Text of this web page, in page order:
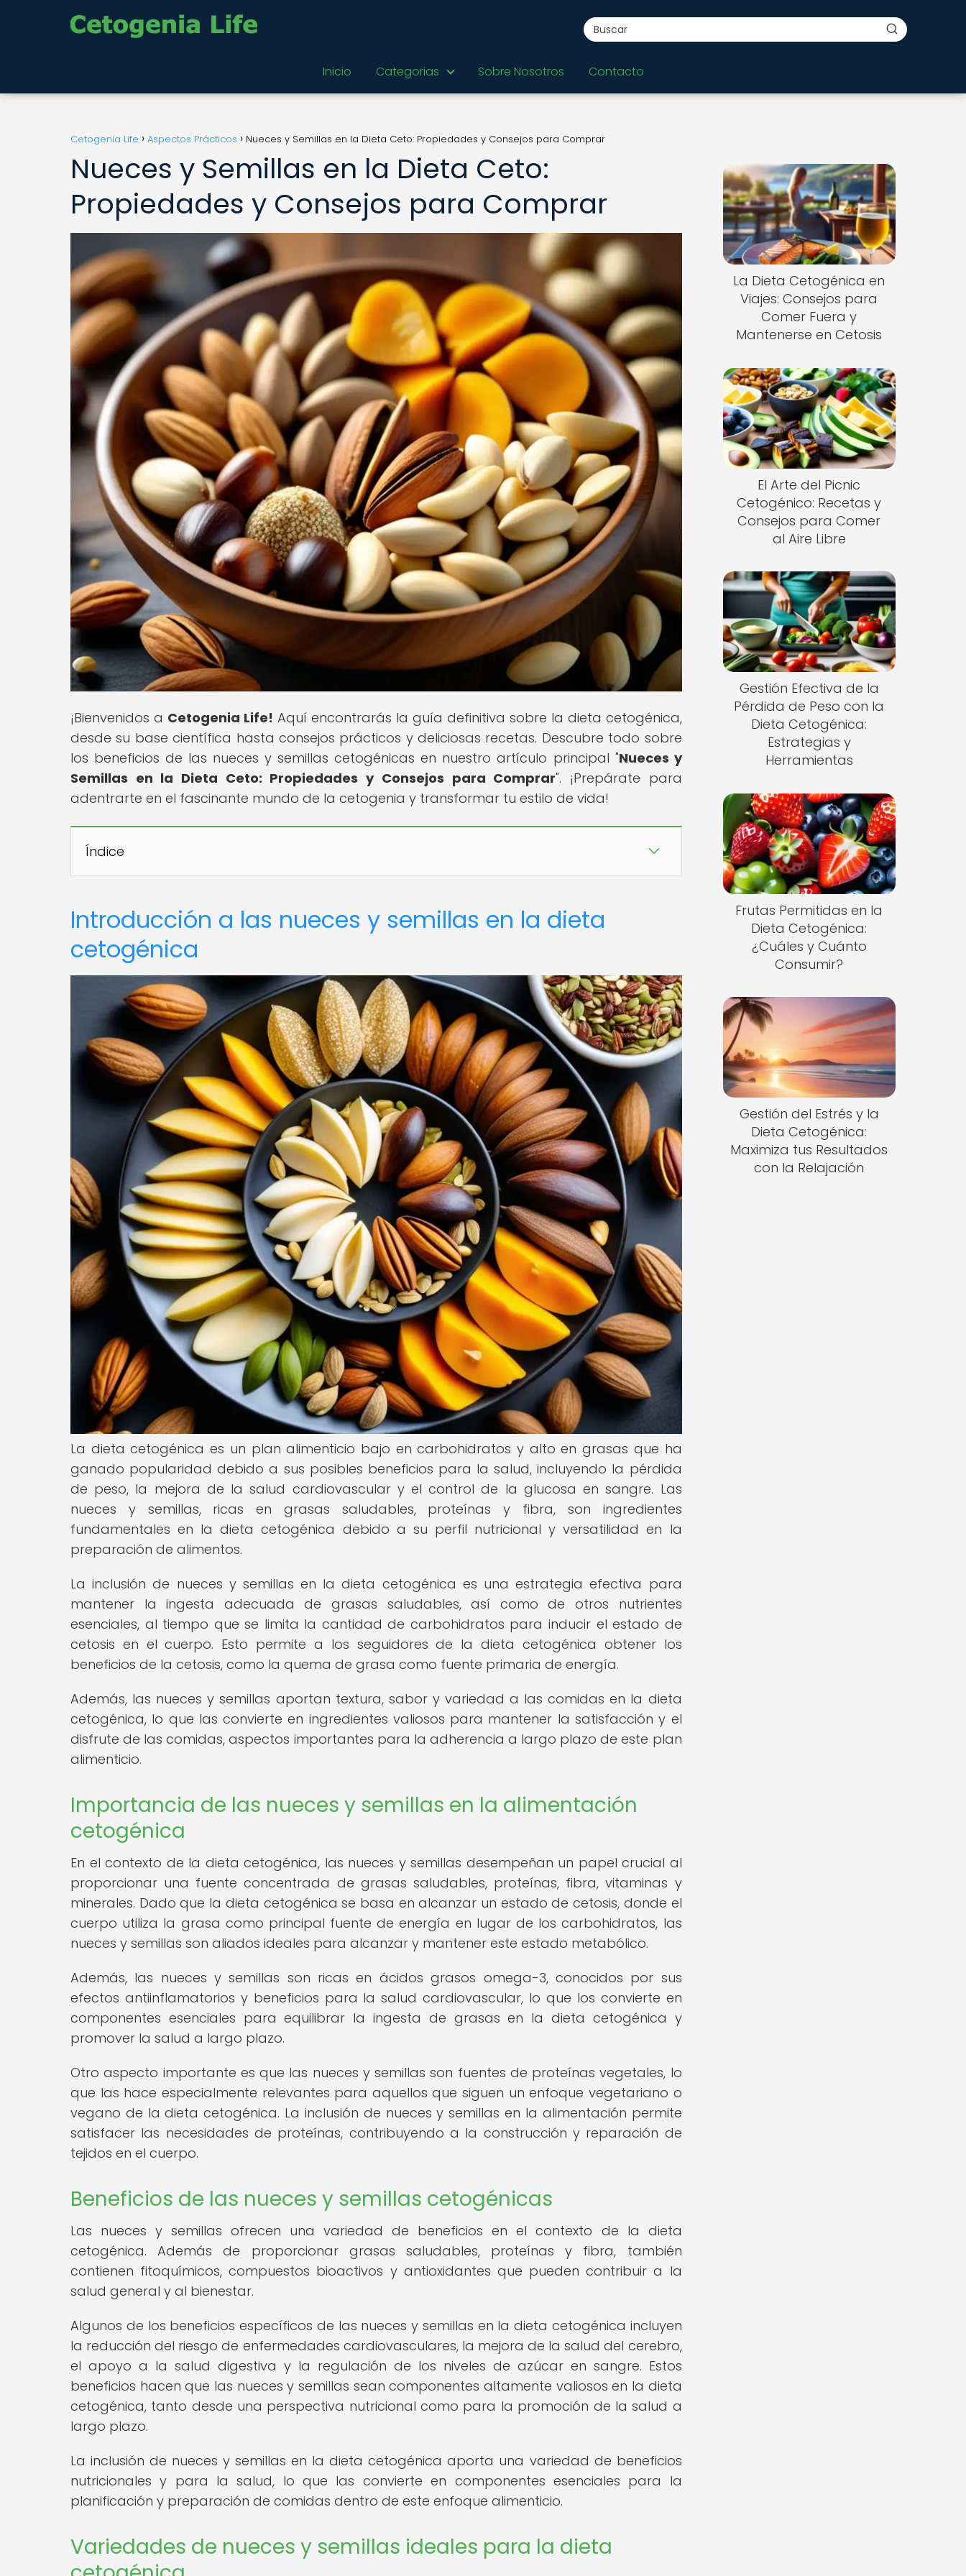
Inicio Categorias Sobre Nosotros Contacto
Cetogenia Life Aspectos Prácticos Nueces y Semillas en la Dieta Ceto: Propiedades y Consejos para Comprar
Nueces y Semillas en la Dieta Ceto:
Propiedades y Consejos para Comprar
¡Bienvenidos a Cetogenia Life! Aquí encontrarás la guía definitiva sobre la dieta cetogénica,
desde su base científica hasta consejos prácticos y deliciosas recetas. Descubre todo sobre
los beneficios de las nueces y semillas cetogénicas en nuestro artículo principal "Nueces y
Semillas en la Dieta Ceto: Propiedades y Consejos para Comprar". ¡Prepárate para
adentrarte en el fascinante mundo de la cetogenia y transformar tu estilo de vida!
Índice
Introducción a las nueces y semillas en la dieta
cetogénica
La dieta cetogénica es un plan alimenticio bajo en carbohidratos y alto en grasas que ha
ganado popularidad debido a sus posibles beneficios para la salud, incluyendo la pérdida
de peso, la mejora de la salud cardiovascular y el control de la glucosa en sangre. Las
nueces y semillas, ricas en grasas saludables, proteínas y fibra, son ingredientes
fundamentales en la dieta cetogénica debido a su perfil nutricional y versatilidad en la
preparación de alimentos.
La inclusión de nueces y semillas en la dieta cetogénica es una estrategia efectiva para
mantener la ingesta adecuada de grasas saludables, así como de otros nutrientes
esenciales, al tiempo que se limita la cantidad de carbohidratos para inducir el estado de
cetosis en el cuerpo. Esto permite a los seguidores de la dieta cetogénica obtener los
beneficios de la cetosis, como la quema de grasa como fuente primaria de energía.
Además, las nueces y semillas aportan textura, sabor y variedad a las comidas en la dieta
cetogénica, lo que las convierte en ingredientes valiosos para mantener la satisfacción y el
disfrute de las comidas, aspectos importantes para la adherencia a largo plazo de este plan
alimenticio.
Importancia de las nueces y semillas en la alimentación
cetogénica
En el contexto de la dieta cetogénica, las nueces y semillas desempeñan un papel crucial al
proporcionar una fuente concentrada de grasas saludables, proteínas, fibra, vitaminas y
minerales. Dado que la dieta cetogénica se basa en alcanzar un estado de cetosis, donde el
cuerpo utiliza la grasa como principal fuente de energía en lugar de los carbohidratos, las
nueces y semillas son aliados ideales para alcanzar y mantener este estado metabólico.
Además, las nueces y semillas son ricas en ácidos grasos omega-3, conocidos por sus
efectos antiinflamatorios y beneficios para la salud cardiovascular, lo que los convierte en
componentes esenciales para equilibrar la ingesta de grasas en la dieta cetogénica y
promover la salud a largo plazo.
Otro aspecto importante es que las nueces y semillas son fuentes de proteínas vegetales, lo
que las hace especialmente relevantes para aquellos que siguen un enfoque vegetariano o
vegano de la dieta cetogénica. La inclusión de nueces y semillas en la alimentación permite
satisfacer las necesidades de proteínas, contribuyendo a la construcción y reparación de
tejidos en el cuerpo.
Beneficios de las nueces y semillas cetogénicas
Las nueces y semillas ofrecen una variedad de beneficios en el contexto de la dieta
cetogénica. Además de proporcionar grasas saludables, proteínas y fibra, también
contienen fitoquímicos, compuestos bioactivos y antioxidantes que pueden contribuir a la
salud general y al bienestar.
Algunos de los beneficios específicos de las nueces y semillas en la dieta cetogénica incluyen
la reducción del riesgo de enfermedades cardiovasculares, la mejora de la salud del cerebro,
el apoyo a la salud digestiva y la regulación de los niveles de azúcar en sangre. Estos
beneficios hacen que las nueces y semillas sean componentes altamente valiosos en la dieta
cetogénica, tanto desde una perspectiva nutricional como para la promoción de la salud a
largo plazo.
La inclusión de nueces y semillas en la dieta cetogénica aporta una variedad de beneficios
nutricionales y para la salud, lo que las convierte en componentes esenciales para la
planificación y preparación de comidas dentro de este enfoque alimenticio.
Variedades de nueces y semillas ideales para la dieta
La Dieta Cetogénica en
Viajes: Consejos para
Comer Fuera y
Mantenerse en Cetosis
El Arte del Picnic
Cetogénico: Recetas y
Consejos para Comer
al Aire Libre
Gestión Efectiva de la
Pérdida de Peso con la
Dieta Cetogénica:
Estrategias y
Herramientas
Frutas Permitidas en la
Dieta Cetogénica:
¿Cuáles y Cuánto
Consumir?
Gestión del Estrés y la
Dieta Cetogénica:
Maximiza tus Resultados
con la Relajación